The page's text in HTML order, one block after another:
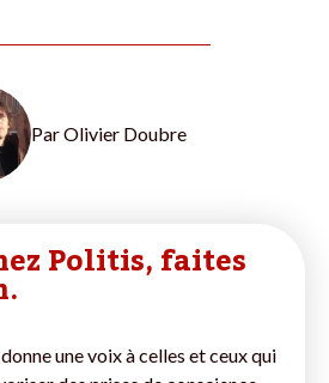
ParOlivier Doubre
Politis, faites
une voix à celles et ceux qui